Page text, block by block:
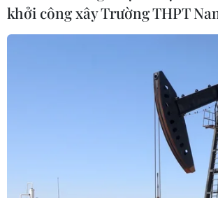
khởi công xây Trường THPT